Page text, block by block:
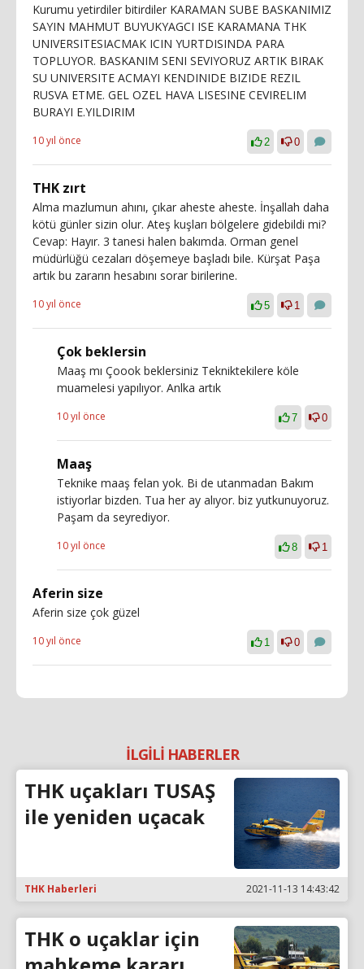
Kurumu yetirdiler bitirdiler KARAMAN SUBE BASKANIMIZ
SAYIN MAHMUT BUYUKYAGCI ISE KARAMANA THK
UNIVERSITESIACMAK ICIN YURTDISINDA PARA
TOPLUYOR. BASKANIM SENI SEVIYORUZ ARTIK BIRAK
SU UNIVERSITE ACMAYI KENDINIDE BIZIDE REZIL
RUSVA ETME. GEL OZEL HAVA LISESINE CEVIRELIM
BURAYI E.YILDIRIM
10 yıl önce 2 0
THK zırt
Alma mazlumun ahını, çıkar aheste aheste. İnşallah daha
kötü günler sizin olur. Ateş kuşları bölgelere gidebildi mi?
Cevap: Hayır. 3 tanesi halen bakımda. Orman genel
müdürlüğü cezaları döşemeye başladı bile. Kürşat Paşa
artık bu zararın hesabını sorar birilerine.
10 yıl önce 5 1
Çok beklersin
Maaş mı Çoook beklersiniz Tekniktekilere köle
muamelesi yapılıyor. Anlka artık
10 yıl önce 7 0
Maaş
Teknike maaş felan yok. Bi de utanmadan Bakım
istiyorlar bizden. Tua her ay alıyor. biz yutkunuyoruz.
Paşam da seyrediyor.
10 yıl önce 8 1
Aferin size
Aferin size çok güzel
10 yıl önce 1 0
İLGİLİ HABERLER
THK uçakları TUSAŞ
ile yeniden uçacak
THK Haberleri 2021-11-13 14:43:42
THK o uçaklar için